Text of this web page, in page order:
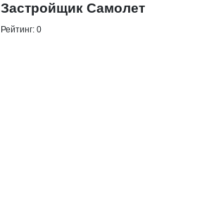
Застройщик Самолет
Рейтинг: 0